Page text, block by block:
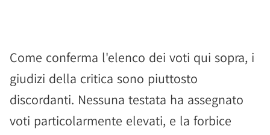
Come conferma l'elenco dei voti qui sopra, i
giudizi della critica sono piuttosto
discordanti. Nessuna testata ha assegnato
voti particolarmente elevati, e la forbice